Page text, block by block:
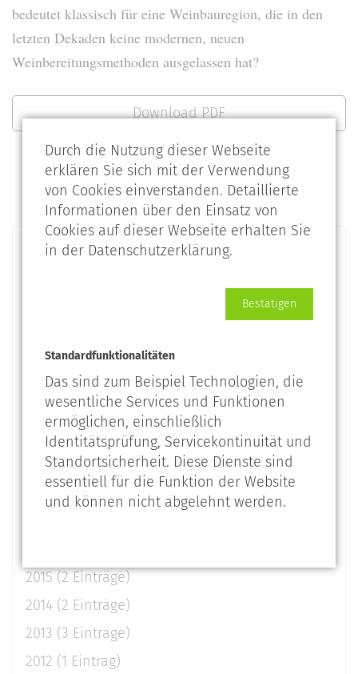
bedeutet klassisch für eine Weinbauregion, die in den
letzten Dekaden keine modernen, neuen
Weinbereitungsmethoden ausgelassen hat?
Download PDF
Beiträge aus
2023 (6 Einträge)
2022 (2 Einträge)
2021 (2 Einträge)
2020 (3 Einträge)
2019 (1 Eintrag)
2018 (2 Einträge)
2015 (2 Einträge)
2014 (2 Einträge)
2013 (3 Einträge)
2012 (1 Eintrag)
Durch die Nutzung dieser Webseite
erklären Sie sich mit der Verwendung
von Cookies einverstanden. Detaillierte
Informationen über den Einsatz von
Cookies auf dieser Webseite erhalten Sie
in der Datenschutzerklärung.
Bestätigen
Standardfunktionalitäten
Das sind zum Beispiel Technologien, die
wesentliche Services und Funktionen
ermöglichen, einschließlich
Identitätsprüfung, Servicekontinuität und
Standortsicherheit. Diese Dienste sind
essentiell für die Funktion der Website
und können nicht abgelehnt werden.